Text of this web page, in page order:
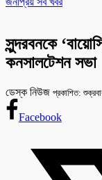
সুন্দরবনকে
কনসালটেশন সভা
ডেস্ক নিউজ প্রকাশিত:
Facebook